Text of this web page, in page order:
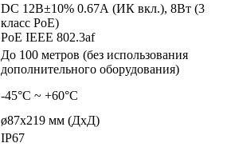
DC 12В±10% 0.67А (ИК вкл.), 8Вт (3
класс PoE)
PoE IEEE 802.3af
До 100 метров (без использования
дополнительного оборудования)
-45°С ~ +60°С
ø87x219 мм (ДхД)
IP67